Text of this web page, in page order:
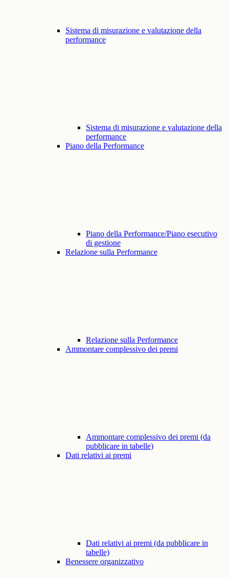
Sistema di misurazione e valutazione della
performance
Sistema di misurazione e valutazione della
performance
Piano della Performance
Piano della Performance/Piano esecutivo
di gestione
Relazione sulla Performance
Relazione sulla Performance
Ammontare complessivo dei premi
Ammontare complessivo dei premi (da
pubblicare in tabelle)
Dati relativi ai premi
Dati relativi ai premi (da pubblicare in
tabelle)
Benessere organizzativo